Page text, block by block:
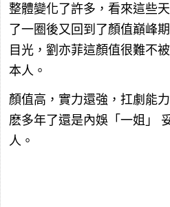
整體變化了許多，看來這些
了一圈後又回到了顏值巔峰
目光，劉亦菲這顏值很難不
本人。
顏值高，實力還強，扛劇能
麽多年了還是內娛「一姐」
人。